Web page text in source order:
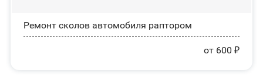
Ремонт сколов автомобиля раптором
от 600 ₽